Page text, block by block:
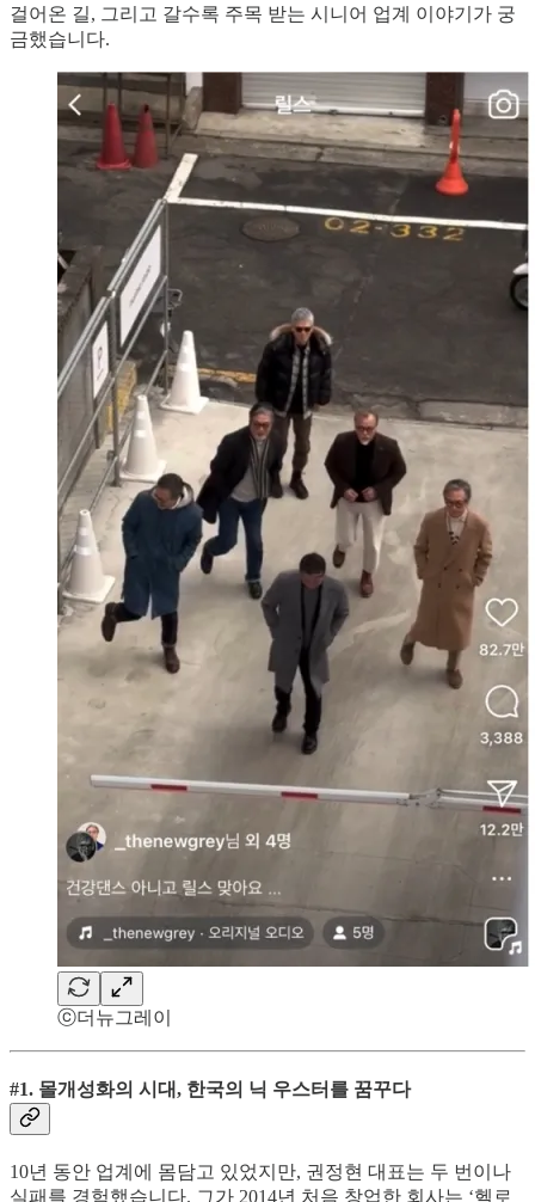
걸어온 길, 그리고 갈수록 주목 받는 시니어 업계 이야기가 궁
금했습니다.
ⓒ더뉴그레이
#1. 몰개성화의 시대, 한국의 닉 우스터를 꿈꾸다
10년 동안 업계에 몸담고 있었지만, 권정현 대표는 두 번이나
실패를 경험했습니다. 그가 2014년 처음 창업한 회사는 ‘헬로